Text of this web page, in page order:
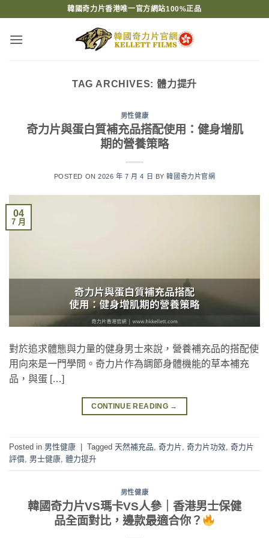
content
韓國奇力片香港唯一官方網站100%正品
TAG ARCHIVES: 體力提升
男性健康
奇力片與蛋白質補充品搭配使用：健身增肌
期的營養策略
POSTED ON2026 年 7 月 4 日 BY韓國奇力片官網
04
7 月
對於追求體態與力量的健身男士來說，營養補充品的搭配使
用向來是一門學問。奇力片作為調節身體機能的草本補充
品，與蛋 […]
CONTINUE READING →
Posted in 男性健康 Tagged 天然補充品, 奇力片, 奇力片功效, 奇力片
評價, 男士健康, 體力提升
男性健康
韓國奇力片VS瑪卡VS人參｜香港男士保健
品全面對比，邊款最適合你？